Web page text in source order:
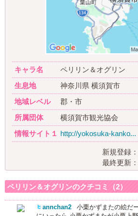
キャラ名
ペリリン＆オグリン
生息地
神奈川県 横須賀市
地域レベル
郡・市
所属団体
横須賀市観光協会
情報サイト１ http://yokosuka-kanko...
新規登録
最終更新
ペリリン＆オグリンのクチコミ（2）
annchan2
小栗かずまたの絵だ